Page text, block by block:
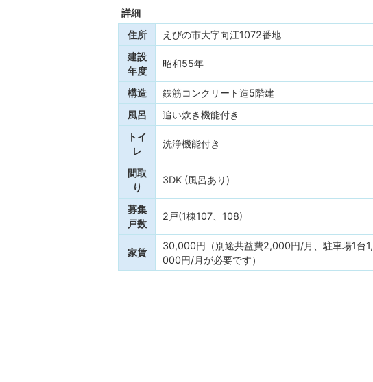
詳細
住所
えびの市大字向江1072番地
建設
年度
昭和55年
構造
鉄筋コンクリート造5階建
風呂
追い炊き機能付き
トイ
レ
洗浄機能付き
間取
り
3DK (風呂あり)
募集
戸数
2戸(1棟107、108)
家賃
30,000円（別途共益費2,000円/月、駐車場1台1,
000円/月が必要です）